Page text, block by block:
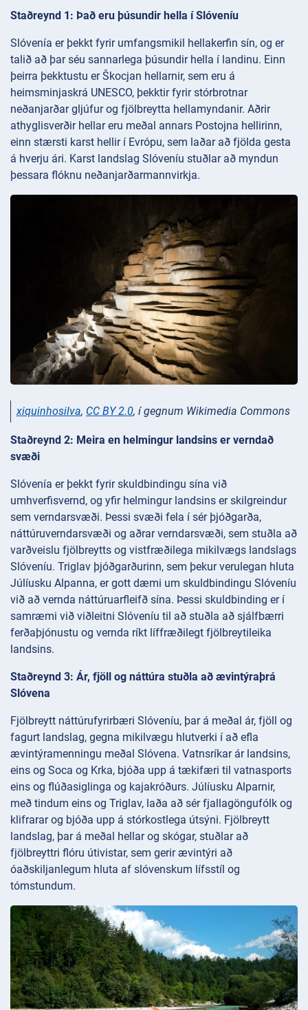
Staðreynd 1: Það eru þúsundir hella í Slóveníu
Slóvenía er þekkt fyrir umfangsmikil hellakerfin sín, og er
talið að þar séu sannarlega þúsundir hella í landinu. Einn
þeirra þekktustu er Škocjan hellarnir, sem eru á
heimsminjaskrá UNESCO, þekktir fyrir stórbrotnar
neðanjarðar gljúfur og fjölbreytta hellamyndanir. Aðrir
athyglisverðir hellar eru meðal annars Postojna hellirinn,
einn stærsti karst hellir í Evrópu, sem laðar að fjölda gesta
á hverju ári. Karst landslag Slóveníu stuðlar að myndun
þessara flóknu neðanjarðarmannvirkja.
xiquinhosilva, CC BY 2.0, í gegnum Wikimedia Commons
Staðreynd 2: Meira en helmingur landsins er verndað
svæði
Slóvenía er þekkt fyrir skuldbindingu sína við
umhverfisvernd, og yfir helmingur landsins er skilgreindur
sem verndarsvæði. Þessi svæði fela í sér þjóðgarða,
náttúruverndarsvæði og aðrar verndarsvæði, sem stuðla að
varðveislu fjölbreytts og vistfræðilega mikilvægs landslags
Slóveníu. Triglav þjóðgarðurinn, sem þekur verulegan hluta
Júlíusku Alpanna, er gott dæmi um skuldbindingu Slóveníu
við að vernda náttúruarfleifð sína. Þessi skuldbinding er í
samræmi við viðleitni Slóveníu til að stuðla að sjálfbærri
ferðaþjónustu og vernda ríkt líffræðilegt fjölbreytileika
landsins.
Staðreynd 3: Ár, fjöll og náttúra stuðla að ævintýraþrá
Slóvena
Fjölbreytt náttúrufyrirbæri Slóveníu, þar á meðal ár, fjöll og
fagurt landslag, gegna mikilvægu hlutverki í að efla
ævintýramenningu meðal Slóvena. Vatnsríkar ár landsins,
eins og Soca og Krka, bjóða upp á tækifæri til vatnasports
eins og flúðasiglinga og kajakróðurs. Júlíusku Alparnir,
með tindum eins og Triglav, laða að sér fjallagöngufólk og
klifrarar og bjóða upp á stórkostlega útsýni. Fjölbreytt
landslag, þar á meðal hellar og skógar, stuðlar að
fjölbreyttri flóru útivistar, sem gerir ævintýri að
óaðskiljanlegum hluta af slóvenskum lífsstíl og
tómstundum.